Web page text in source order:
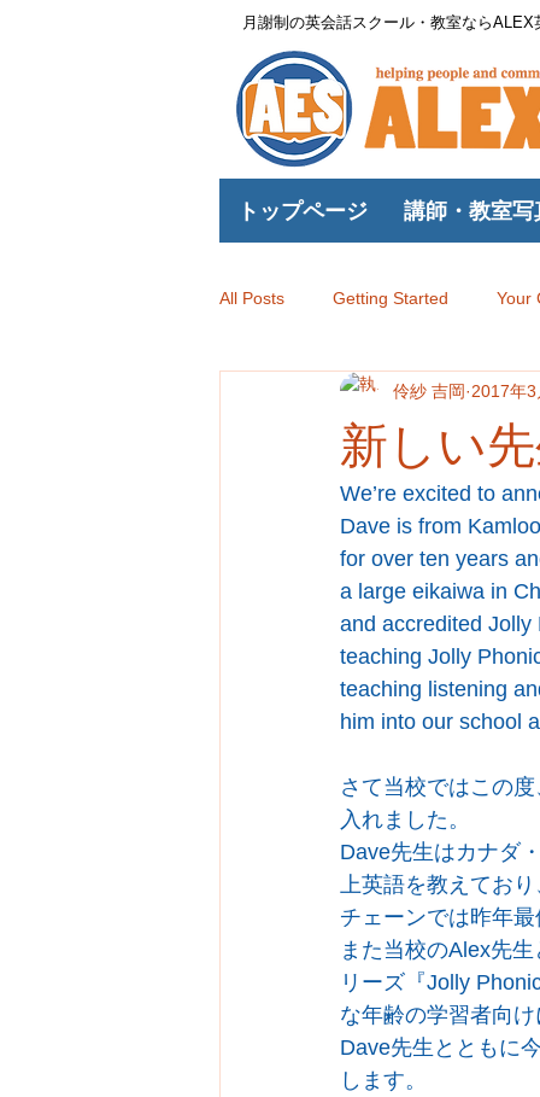
月謝制の英会話スクール・教室なら
トップページ 講師・教室写
All Posts Getting Started Your
英検・TOEIC 文法クラス
新しい先
伶紗 吉岡 2017年
We’re excited to
Dave is from
for over ten years
a large eikaiwa in
and accredited
teaching Jolly
teaching listening
him into our school
さて当校ではこの
入れました。
Dave先生はカナダ
上英語を教えてお
チェーンでは昨年
また当校のAlex先
リーズ『Jolly
な年齢の学習者向
Dave先生とともに
します。